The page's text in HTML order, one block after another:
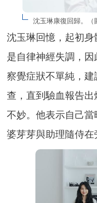
沈玉琳康復回歸。（
沈玉琳回憶，起初
是自律神經失調，
察覺症狀不單純，
查，直到驗血報告
不妙。他表示自己
婆芽芽與助理隨侍在